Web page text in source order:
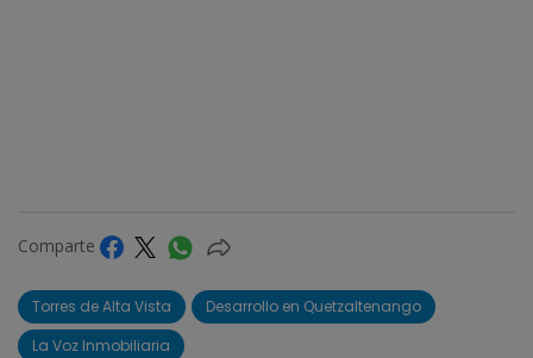
Comparte
Torres de Alta Vista
Desarrollo en Quetzaltenango
La Voz Inmobiliaria